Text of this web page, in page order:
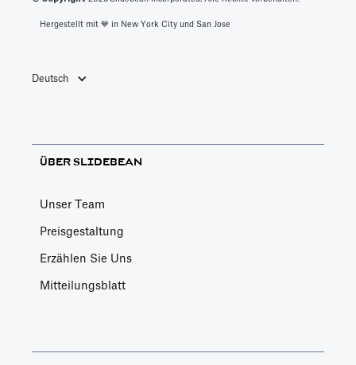
Hergestellt mit 💙️ in New York City und San Jose
Deutsch
ÜBER SLIDEBEAN
Unser Team
Preisgestaltung
Erzählen Sie Uns
Mitteilungsblatt